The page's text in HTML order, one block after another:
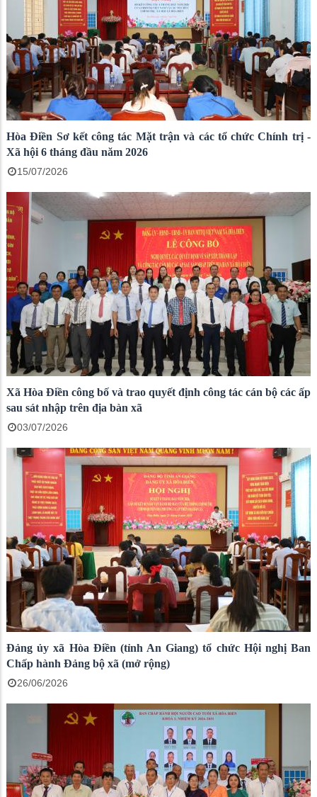
Hòa Điền Sơ kết công tác Mặt trận và các tổ chức Chính trị -
Xã hội 6 tháng đầu năm 2026
15/07/2026
Xã Hòa Điền công bố và trao quyết định công tác cán bộ các ấp
sau sát nhập trên địa bàn xã
03/07/2026
Đảng ủy xã Hòa Điền (tỉnh An Giang) tổ chức Hội nghị Ban
Chấp hành Đảng bộ xã (mở rộng)
26/06/2026